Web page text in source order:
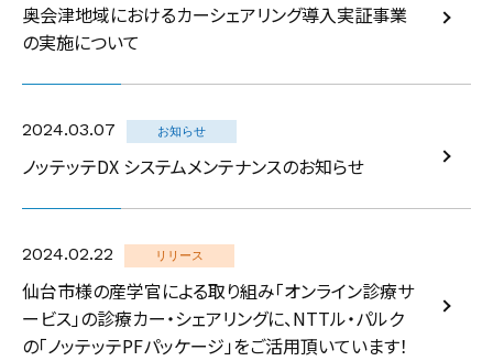
奥会津地域におけるカーシェアリング導入実証事業
の実施について
2024.03.07 お知らせ
ノッテッテDX システムメンテナンスのお知らせ
2024.02.22 リリース
仙台市様の産学官による取り組み「オンライン診療サ
ービス」の診療カー・シェアリングに、NTTル・パルク
の「ノッテッテPFパッケージ」をご活用頂いています！